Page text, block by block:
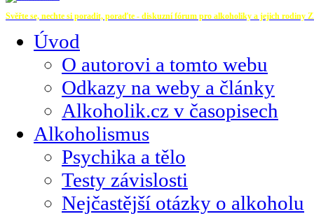
Svěřte se, nechte si poradit, poraďte - diskuzní fórum pro alkoholiky a jejich rodiny
Úvod
O autorovi a tomto webu
Odkazy na weby a články
Alkoholik.cz v časopisech
Alkoholismus
Psychika a tělo
Testy závislosti
Nejčastější otázky o alkoholu